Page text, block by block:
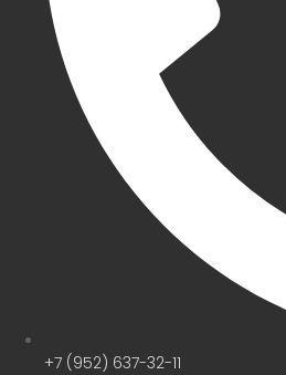
+7 (952) 637-32-11